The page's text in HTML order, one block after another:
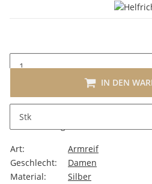
Stk
IN DEN
Art:
Armreif
Geschlecht:
Damen
Material:
Silber